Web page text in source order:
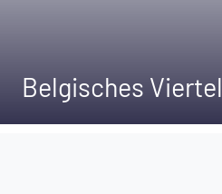
Belgisches Viertel